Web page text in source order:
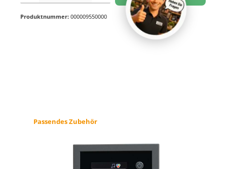
Produktnummer: 000009550000
Produktgalerie überspringen
Passendes Zubehör